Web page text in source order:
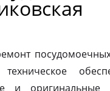
и оригинальные